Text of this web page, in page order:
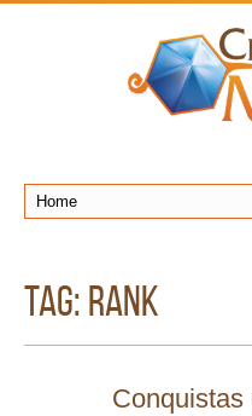
TAG: rank
Conquistas